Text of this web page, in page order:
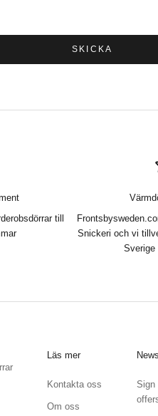
SKICKA
till
Snickeri och vi
Sverige
Läs mer
Kontakta oss
Om oss
Sign